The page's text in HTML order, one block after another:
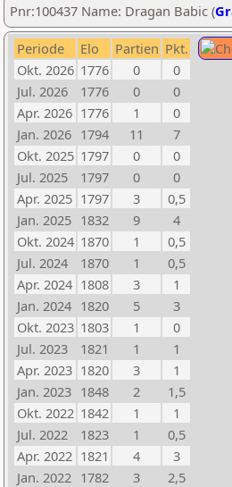
Pnr:100437 Name: Dragan Babic (
Periode Elo Partien Pkt.
Okt. 2026 1776 0
0
Jul. 2026
1776 0
0
Apr. 2026 1776 1
0
Jan. 2026 1794 11
7
Okt. 2025 1797 0
0
Jul. 2025
1797 0
0
Apr. 2025 1797 3
0,5
Jan. 2025 1832 9
4
Okt. 2024 1870 1
0,5
Jul. 2024
1870 1
0,5
Apr. 2024 1808 3
1
Jan. 2024 1820 5
3
Okt. 2023 1803 1
0
Jul. 2023
1821 1
1
Apr. 2023 1820 3
1
Jan. 2023 1848 2
1,5
Okt. 2022 1842 1
1
Jul. 2022
1823 1
0,5
Apr. 2022 1821 4
3
Jan. 2022 1782 3
2,5